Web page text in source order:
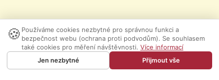
🍪 Používáme cookies nezbytné pro správnou funkci a
bezpečnost webu (ochrana proti podvodům). Se souhlasem
také cookies pro měření návštěvnosti. Více informací
Jen nezbytné
Přijmout vše